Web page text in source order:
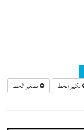
تكبير الخط تصغير الخط